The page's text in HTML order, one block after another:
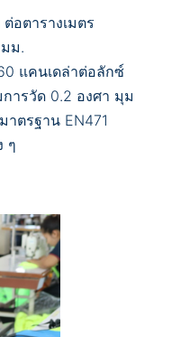
อตารางเมตร
ม.
แคนเดล่าต่อลักซ์
ารวัด 0.2 องศา มุม
ตรฐาน EN471
ๆ